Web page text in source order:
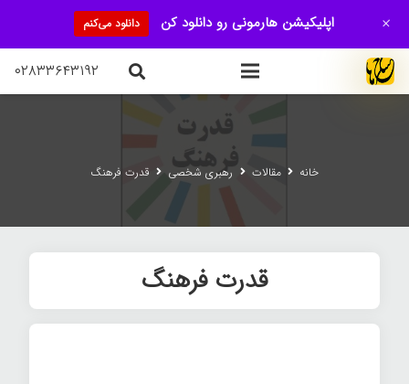
۰۲۸۳۳۶۴۳۱۹۲
خانه مقالات رهبری شخصی قدرت فرهنگ
قدرت فرهنگ
اپلیکیشن هارمونی رو دانلود کن دانلود می‌کنم +